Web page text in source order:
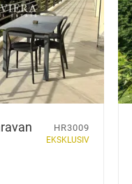
HR3009
EKSKLUSIV